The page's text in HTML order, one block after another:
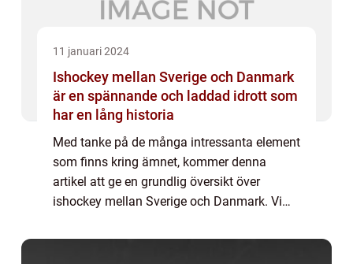
11 januari 2024
Ishockey mellan Sverige och Danmark
är en spännande och laddad idrott som
har en lång historia
Med tanke på de många intressanta element
som finns kring ämnet, kommer denna
artikel att ge en grundlig översikt över
ishockey mellan Sverige och Danmark. Vi
dess popularitet och även utforska